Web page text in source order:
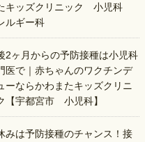
キッズクリニック 小児科
ルギー科
2ヶ月からの予防接種は小児科
医で｜赤ちゃんのワクチンデ
ーならかわまたキッズクリニ
【宇都宮市 小児科】
みは予防接種のチャンス！接